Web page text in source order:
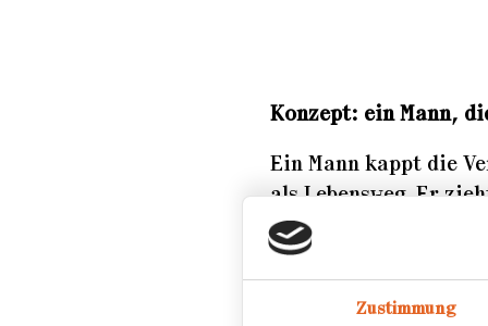
Zustimmung
Konzept: ein Mann,
Ein Mann kappt die
als Lebensweg. Er
Minimum reduziert.
gesehen zu werden.
Flucht aus dem